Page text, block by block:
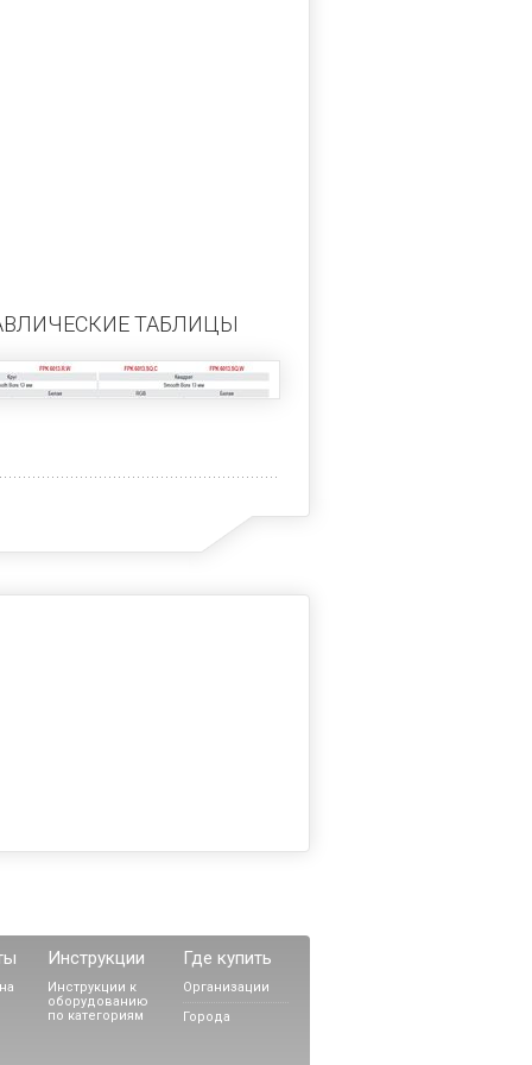
ТАБЛИЦЫ
Инструкции
Инструкции к
оборудованию
по категориям
Где купить
Организации
Города